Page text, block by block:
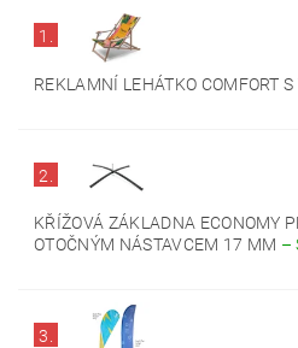
1.
REKLAMNÍ LEHÁTKO COMFORT S
2.
KŘÍŽOVÁ ZÁKLADNA ECONOMY
OTOČNÝM NÁSTAVCEM 17 MM –
3.